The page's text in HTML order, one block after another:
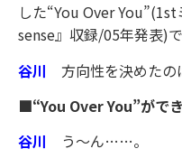
した“You Over
sense』収録/05年発表)で
谷川 方向性を決めたの
■“You Over You”がで
谷川 う〜ん……。